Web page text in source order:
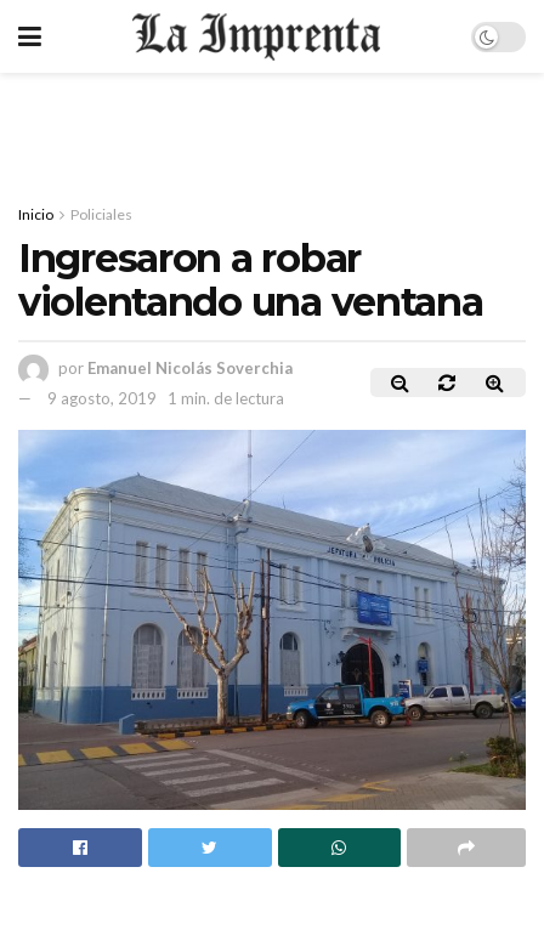
Inicio Policiales
Ingresaron a robar
violentando una ventana
por Emanuel Nicolás Soverchia
9 agosto, 2019
1 min. de lectura